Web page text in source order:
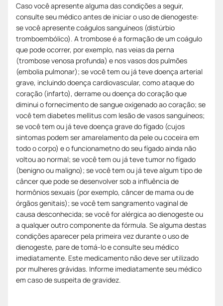
Caso você apresente alguma das condições a seguir,
consulte seu médico antes de iniciar o uso de dienogeste:
se você apresente coágulos sanguíneos (distúrbio
tromboembólico). A trombose é a formação de um coágulo
que pode ocorrer, por exemplo, nas veias da perna
(trombose venosa profunda) e nos vasos dos pulmões
(embolia pulmonar); se você tem ou já teve doença arterial
grave, incluindo doença cardiovascular, como ataque do
coração (infarto), derrame ou doença do coração que
diminui o fornecimento de sangue oxigenado ao coração; se
você tem diabetes mellitus com lesão de vasos sanguíneos;
se você tem ou já teve doença grave do fígado (cujos
sintomas podem ser amarelamento da pele ou coceira em
todo o corpo) e o funcionametno do seu fígado ainda não
voltou ao normal; se você tem ou já teve tumor no fígado
(benigno ou maligno); se você tem ou já teve algum tipo de
câncer que pode se desenvolver sob a influência de
hormônios sexuais (por exemplo, câncer de mama ou de
órgãos genitais); se você tem sangramento vaginal de
causa desconhecida; se você for alérgica ao dienogeste ou
a qualquer outro componente da fórmula. Se alguma destas
condições aparecer pela primeira vez durante o uso de
dienogeste, pare de tomá-lo e consulte seu médico
imediatamente. Este medicamento não deve ser utilizado
por mulheres grávidas. Informe imediatamente seu médico
em caso de suspeita de gravidez.